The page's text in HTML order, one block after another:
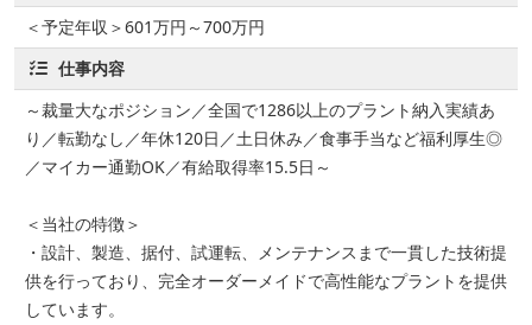
＜予定年収＞601万円～700万円
仕事内容
～裁量大なポジション／全国で1286以上のプラント納入実績あ
り／転勤なし／年休120日／土日休み／食事手当など福利厚生◎
／マイカー通勤OK／有給取得率15.5日～
＜当社の特徴＞
・設計、製造、据付、試運転、メンテナンスまで一貫した技術提
供を行っており、完全オーダーメイドで高性能なプラントを提供
しています。